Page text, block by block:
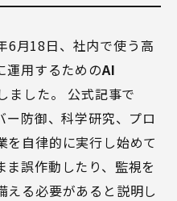
月18日、社内で使う高
運用するためのAI
ました。 公式記事で
防御、科学研究、プロ
を自律的に実行し始めて
ま誤作動したり、監視を
える必要があると説明し